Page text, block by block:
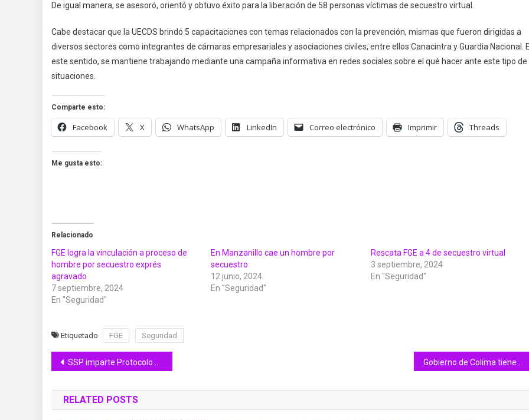
Secuestro
De igual manera, se asesoró, orientó y obtuvo éxito para la liberación de 58 personas víctimas de secuestro virtual.
Cabe destacar que la UECDS brindó 5 capacitaciones con temas relacionados con la prevención, mismas que fueron dirigidas a
diversos sectores como integrantes de cámaras empresariales y asociaciones civiles, entre ellos Canacintra y Guardia Nacional.
este sentido, se mantiene trabajando mediante una campaña informativa en redes sociales sobre el qué hacer ante este tipo de
situaciones.
Comparte esto:
Facebook X WhatsApp LinkedIn Correo electrónico Imprimir Threads
Me gusta esto:
Relacionado
FGE logra la vinculación a proceso de
hombre por secuestro exprés
agravado
7 septiembre, 2024
En "Seguridad"
En Manzanillo cae un hombre por
secuestro
12 junio, 2024
En "Seguridad"
Rescata FGE a 4 de secuestro virtual
3 septiembre, 2024
En "Seguridad"
Etiquetado FGE Seguridad
Navegación
de
entradas
SSP imparte Protocolo de Seguridad a docentes de educación básica, en la comunidad de Zacualpan Gobierno de Colima tiene como prioridad apoyar a las empresas en el estado
RELATED POSTS